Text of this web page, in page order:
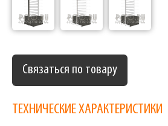
Фабрика торгового
Связаться по товару
ТЕХНИЧЕСКИЕ ХАРАКТЕРИСТИКИ